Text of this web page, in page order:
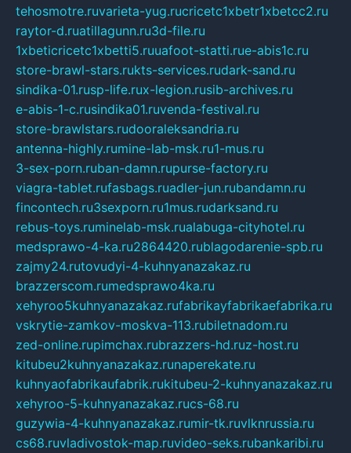
tehosmotre.ruvarieta-yug.rucricetc1xbetr1xbetcc2.ru
raytor-d.ruatillagunn.ru3d-file.ru
1xbeticricetc1xbetti5.ruuafoot-statti.rue-abis1c.ru
store-brawl-stars.rukts-services.rudark-sand.ru
sindika-01.rusp-life.rux-legion.rusib-archives.ru
e-abis-1-c.rusindika01.ruvenda-festival.ru
store-brawlstars.rudooraleksandria.ru
antenna-highly.rumine-lab-msk.ru1-mus.ru
3-sex-porn.ruban-damn.rupurse-factory.ru
viagra-tablet.rufasbags.ruadler-jun.rubandamn.ru
fincontech.ru3sexporn.ru1mus.rudarksand.ru
rebus-toys.ruminelab-msk.rualabuga-cityhotel.ru
medsprawo-4-ka.ru2864420.rublagodarenie-spb.ru
zajmy24.rutovudyi-4-kuhnyanazakaz.ru
brazzerscom.rumedsprawo4ka.ru
xehyroo5kuhnyanazakaz.rufabrikayfabrikaefabrika.ru
vskrytie-zamkov-moskva-113.rubiletnadom.ru
zed-online.rupimchax.rubrazzers-hd.ruz-host.ru
kitubeu2kuhnyanazakaz.runaperekate.ru
kuhnyaofabrikaufabrik.rukitubeu-2-kuhnyanazakaz.ru
xehyroo-5-kuhnyanazakaz.rucs-68.ru
guzywia-4-kuhnyanazakaz.rumir-tk.ruvlknrussia.ru
cs68.ruvladivostok-map.ruvideo-seks.rubankaribi.ru